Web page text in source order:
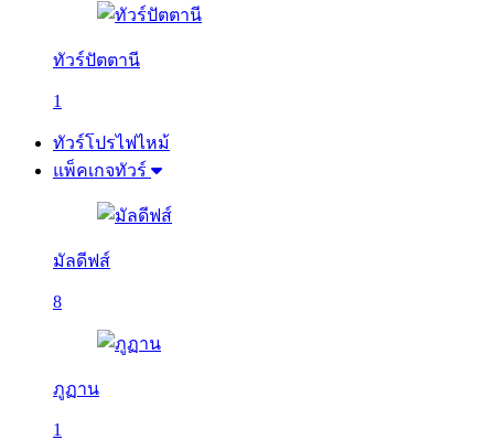
ทัวร์ปัตตานี
1
ทัวร์โปรไฟไหม้
แพ็คเกจทัวร์
มัลดีฟส์
8
ภูฏาน
1